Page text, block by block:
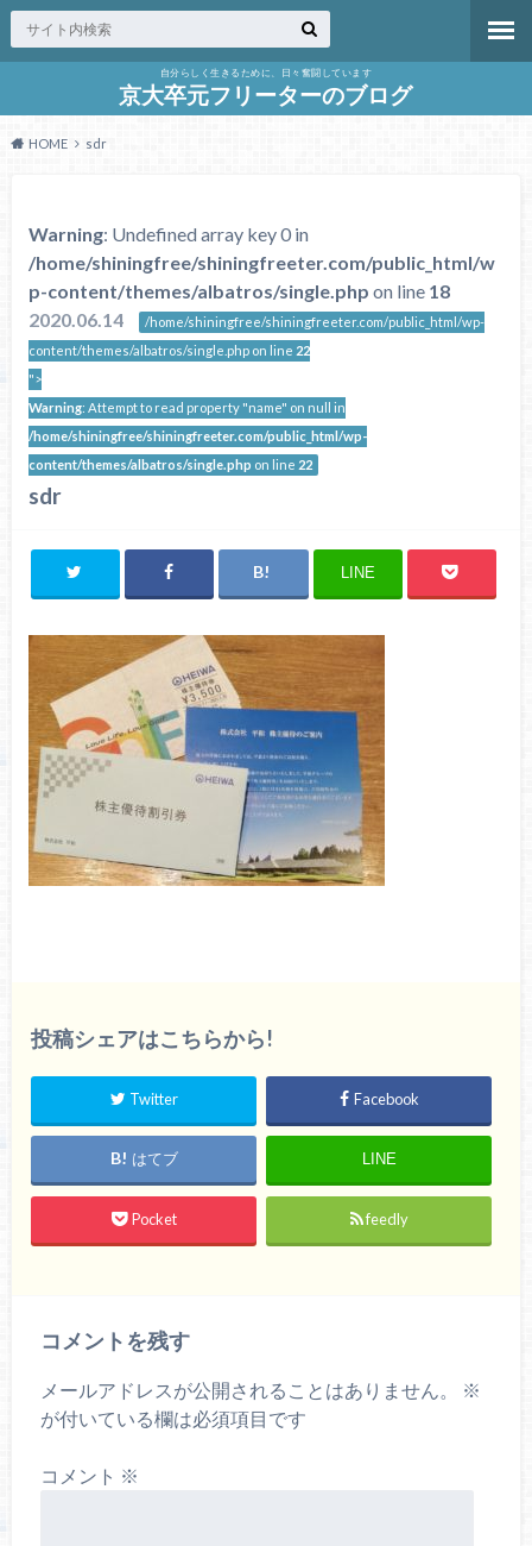
自分らしく生きるために、日々奮闘しています
京大卒元フリーターのブログ
HOME sdr
Warning: Undefined array key 0 in
/home/shiningfree/shiningfreeter.com/public_html/w
p-content/themes/albatros/single.php on line 18
2020.06.14
/home/shiningfree/shiningfreeter.com/public_html/wp-
content/themes/albatros/single.php on line 22
">
Warning: Attempt to read property "name" on null in
/home/shiningfree/shiningfreeter.com/public_html/wp-
content/themes/albatros/single.php on line 22
sdr
LINE
投稿シェアはこちらから!
Twitter Facebook
はてブ LINE
Pocket feedly
コメントを残す
メールアドレスが公開されることはありません。
※
が付いている欄は必須項目です
コメント ※